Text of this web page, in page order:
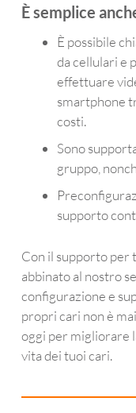
È semplice
È possibile
da cellulari e
effettuare
smartphone
costi.
Sono
gruppo,
supporto
Con il supporto per
abbinato al nostro
configurazione e
propri cari non è
oggi per migliorare
vita dei tuoi cari.